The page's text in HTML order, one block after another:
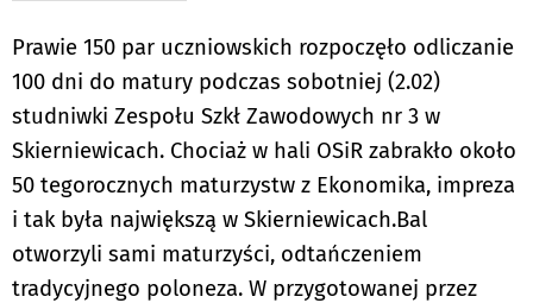
Prawie 150 par uczniowskich rozpoczęło odliczanie
100 dni do matury podczas sobotniej (2.02)
studniwki Zespołu Szkł Zawodowych nr 3 w
Skierniewicach. Chociaż w hali OSiR zabrakło około
50 tegorocznych maturzystw z Ekonomika, impreza
i tak była największą w Skierniewicach.Bal
otworzyli sami maturzyści, odtańczeniem
tradycyjnego poloneza. W przygotowanej przez